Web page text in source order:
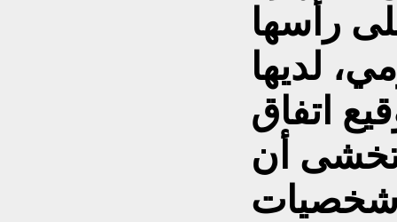
رأسها
لديها
اتفاق
تخشى أن
شخصيات